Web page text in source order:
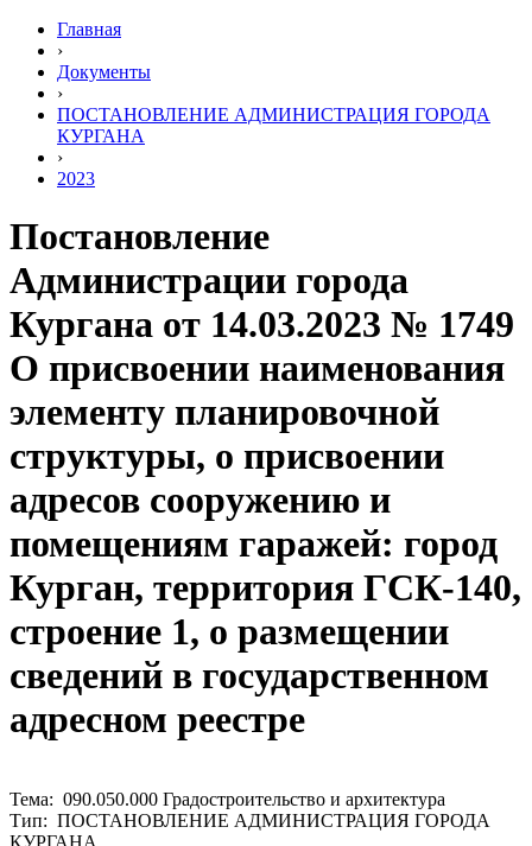
Главная
›
Документы
›
ПОСТАНОВЛЕНИЕ АДМИНИСТРАЦИЯ ГОРОДА
КУРГАНА
›
2023
Постановление
Администрации города
Кургана от 14.03.2023 № 1749
О присвоении наименования
элементу планировочной
структуры, о присвоении
адресов сооружению и
помещениям гаражей: город
Курган, территория ГСК-140,
строение 1, о размещении
сведений в государственном
адресном реестре
Тема: 090.050.000 Градостроительство и архитектура
Тип: ПОСТАНОВЛЕНИЕ АДМИНИСТРАЦИЯ ГОРОДА
КУРГАНА